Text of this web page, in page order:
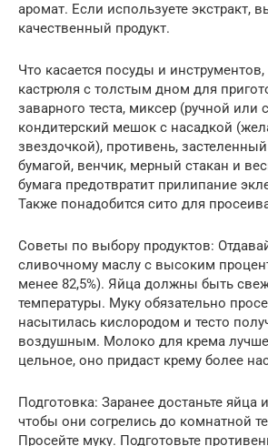
аромат. Если используете экстракт,
качественный продукт.
Что касается посуды и
кастрюля с толстым дном для
заварного теста, миксер (ручной или
кондитерский мешок с насадкой
звездочкой), противень,
бумагой, венчик, мерный стакан и
бумага предотвратит прилипание
Также понадобится сито для
Советы по выбору продуктов:
сливочному маслу с высоким
менее 82,5%). Яйца должны быть
температуры. Муку обязательно
насытилась кислородом и тесто
воздушным. Молоко для крема
цельное, оно придаст крему более
Подготовка: Заранее достаньте яйца
чтобы они согрелись до комнатной
Просейте муку. Подготовьте